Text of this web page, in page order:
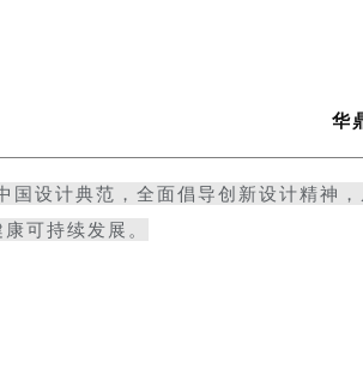
华
设计典范，全面倡导创新设计精神
可持续发展。